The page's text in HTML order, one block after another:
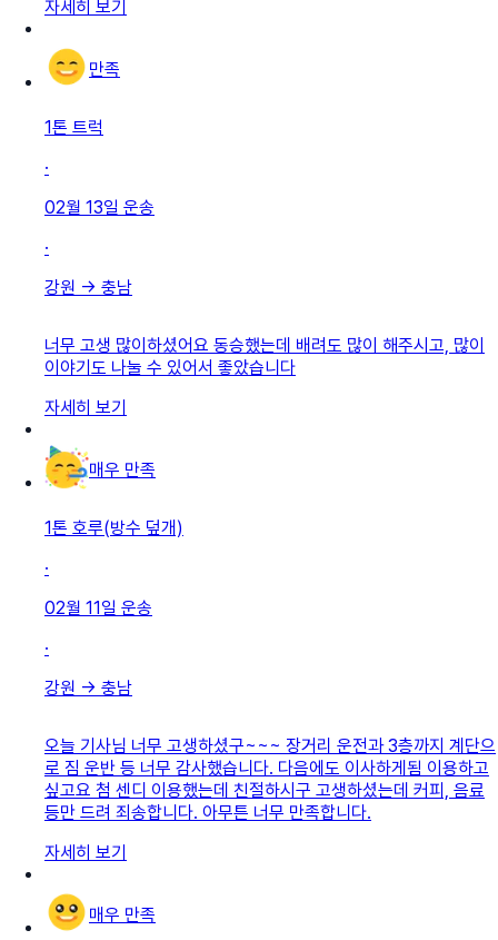
자세히 보기
만족
1톤 트럭
·
02월 13일 운송
·
강원 → 충남
너무 고생 많이하셨어요 동승했는데 배려도 많이 해주시고, 많이
이야기도 나눌 수 있어서 좋았습니다
자세히 보기
매우 만족
1톤 호루(방수 덮개)
·
02월 11일 운송
·
강원 → 충남
오늘 기사님 너무 고생하셨구~~~ 장거리 운전과 3층까지 계단으
로 짐 운반 등 너무 감사했습니다. 다음에도 이사하게됨 이용하고
싶고요 첨 센디 이용했는데 친절하시구 고생하셨는데 커피, 음료
등만 드려 죄송합니다. 아무튼 너무 만족합니다.
자세히 보기
매우 만족